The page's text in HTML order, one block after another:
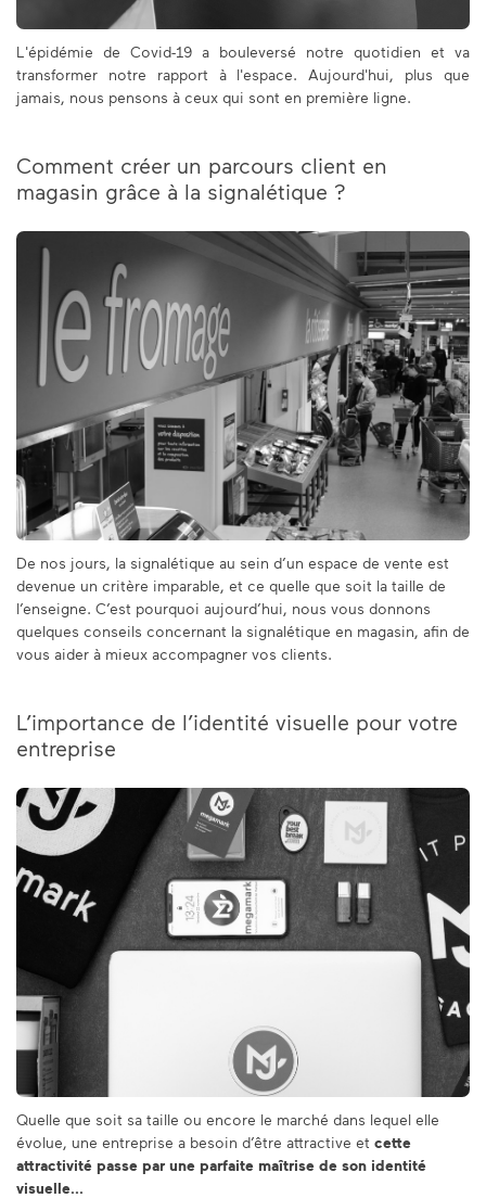
L'épidémie de Covid-19 a bouleversé notre quotidien et va
transformer notre rapport à l'espace. Aujourd'hui, plus que
jamais, nous pensons à ceux qui sont en première ligne.
Comment créer un parcours client en
magasin grâce à la signalétique ?
De nos jours, la signalétique au sein d’un espace de vente est
devenue un critère imparable, et ce quelle que soit la taille de
l’enseigne. C’est pourquoi aujourd’hui, nous vous donnons
quelques conseils concernant la signalétique en magasin, afin de
vous aider à mieux accompagner vos clients.
L’importance de l’identité visuelle pour votre
entreprise
Quelle que soit sa taille ou encore le marché dans lequel elle
évolue, une entreprise a besoin d’être attractive et cette
attractivité passe par une parfaite maîtrise de son identité
visuelle...